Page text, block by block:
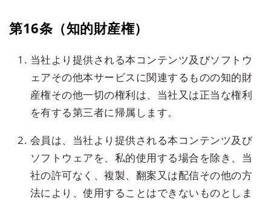
第16条（知的財産権）
当社より提供される本コンテンツ及びソフトウ
ェアその他本サービスに関連するものの知的財
産権その他一切の権利は、当社又は正当な権利
を有する第三者に帰属します。
会員は、当社より提供される本コンテンツ及び
ソフトウェアを、私的使用する場合を除き、当
社の許可なく、複製、翻案又は配信その他の方
法により、使用することはできないものとしま